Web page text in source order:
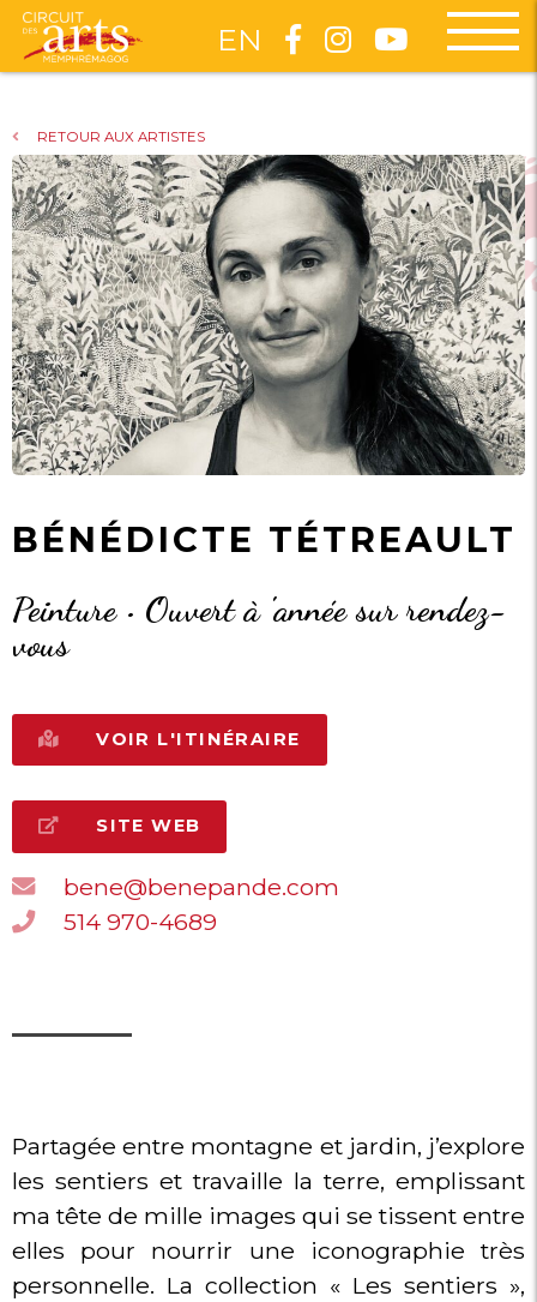
EN
RETOUR AUX ARTISTES
BÉNÉDICTE TÉTREAULT
Peinture • Ouvert à 'année sur rendez-
vous
VOIR L'ITINÉRAIRE
SITE WEB
bene@benepande.com
514 970-4689
Partagée entre montagne et jardin, j’explore
les sentiers et travaille la terre, emplissant
ma tête de mille images qui se tissent entre
elles pour nourrir une iconographie très
personnelle. La collection « Les sentiers »,